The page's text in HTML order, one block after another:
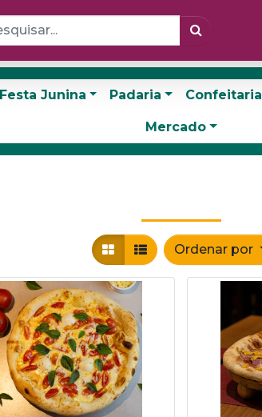
Festa Junina Padaria Confeitaria
Mercado
Ordenar por